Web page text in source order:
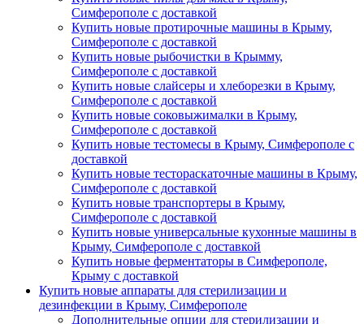
Симферополе с доставкой
Купить новые протирочные машины в Крыму,
Симферополе с доставкой
Купить новые рыбочистки в Крымму,
Симферополе с доставкой
Купить новые слайсеры и хлеборезки в Крыму,
Симферополе с доставкой
Купить новые соковыжималки в Крыму,
Симферополе с доставкой
Купить новые тестомесы в Крыму, Симферополе с
доставкой
Купить новые тестораскаточные машины в Крыму,
Симферополе с доставкой
Купить новые транспортеры в Крыму,
Симферополе с доставкой
Купить новые универсальные кухонные машины в
Крыму, Симферополе с доставкой
Купить новые ферментаторы в Симферополе,
Крыму с доставкой
Купить новые аппараты для стерилизации и
дезинфекции в Крыму, Симферополе
Дополнительные опции для стерилизации и